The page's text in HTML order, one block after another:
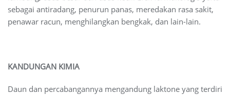
sebagai antiradang, penurun panas, meredakan rasa sakit,
penawar racun, menghilangkan bengkak, dan lain-lain.
KANDUNGAN KIMIA
Daun dan percabangannya mengandung laktone yang terdiri